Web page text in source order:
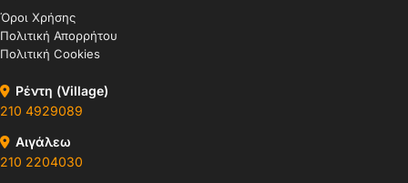
Όροι Χρήσης
Πολιτική Απορρήτου
Πολιτική Cookies
Ρέντη (Village)
210 4929089
Αιγάλεω
210 2204030